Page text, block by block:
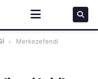
›
Merkezefendi